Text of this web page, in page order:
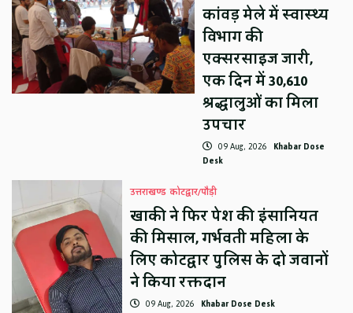
कांवड़ मेले में स्वास्थ्य
विभाग की
एक्सरसाइज जारी,
एक दिन में 30,610
श्रद्धालुओं का मिला
उपचार
09 Aug, 2026 Khabar Dose
Desk
उत्तराखण्ड कोटद्वार/पौड़ी
खाकी ने फिर पेश की इंसानियत
की मिसाल, गर्भवती महिला के
लिए कोटद्वार पुलिस के दो जवानों
ने किया रक्तदान
09 Aug, 2026 Khabar Dose Desk